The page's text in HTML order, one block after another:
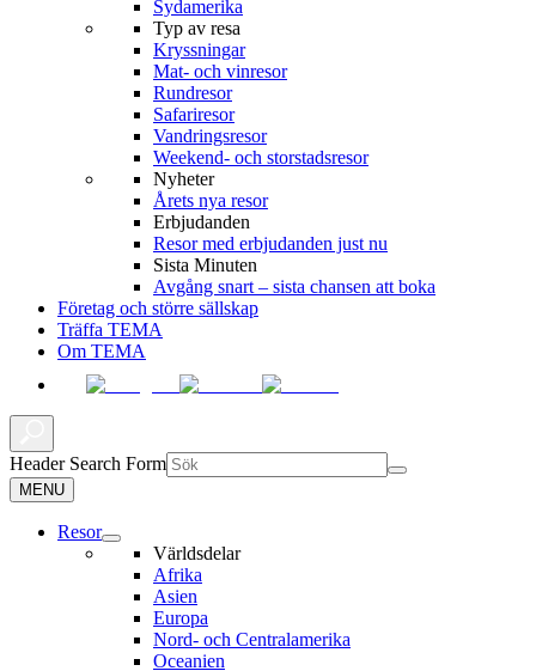
Sydamerika
Typ av resa
Kryssningar
Mat- och vinresor
Rundresor
Safariresor
Vandringsresor
Weekend- och storstadsresor
Nyheter
Årets nya resor
Erbjudanden
Resor med erbjudanden just nu
Sista Minuten
Avgång snart – sista chansen att boka
Företag och större sällskap
Träffa TEMA
Om TEMA
Header Search Form
MENU
Resor
Världsdelar
Afrika
Asien
Europa
Nord- och Centralamerika
Oceanien